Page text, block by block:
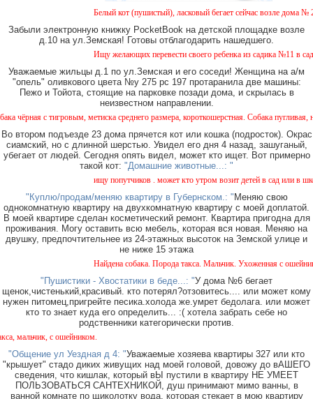
Белый кот (пушистый), ласковый бегает сейчас возле дома №
Забыли электронную книжку PocketBook на детской площадке возле
д.10 на ул.Земская! Готовы отблагодарить нашедшего.
Ищу желающих перевести своего ребенка из садика №11 в
Уважаемые жильцы д.1 по ул.Земская и его соседи! Женщина на а/м
"опель" оливкового цвета №у 275 рс 197 протаранила две машины:
Пежо и Тойота, стоящие на парковке позади дома, и скрылась в
неизвестном направлении.
с тигровым, метиска среднего размера, короткошерстная. Собака пугливая, не
Во втором подъезде 23 дома прячется кот или кошка (подросток). Окрас
сиамский, но с длинной шерстью. Увидел его дня 4 назад, зашуганый,
убегает от людей. Сегодня опять видел, может кто ищет. Вот примерно
такой кот: "Домашние животные...: "
ищу попутчиков . может кто утром возит детей в сад или в
"Куплю/продам/меняю квартиру в Губернском.: "Меняю свою
однокомнатную квартиру на двухкомнатную квартиру с моей доплатой.
В моей квартире сделан косметический ремонт. Квартира пригодна для
проживания. Могу оставить всю мебель, которая вся новая. Меняю на
двушку, предпочтительнее из 24-этажных высоток на Земской улице и
не ниже 15 этажа
Найдена собака. Порода такса. Мальчик. Ухоженная с
"Пушистики - Хвостатики в беде...: "У дома №6 бегает
щенок,чистенький,красивый. кто потерял?отзовитесь.... или может кому
нужен питомец,пригрейте песика.холода же.умрет бедолага. или может
кто то знает куда его определить... :( хотела забрать себе но
родственники категорически против.
с ошейником.
"Общение ул Уездная д 4: "Уважаемые хозяева квартиры 327 или кто
"крышует" стадо диких живущих над моей головой, довожу до вАШЕГО
сведения, что кишлак, который вЫ пустили в квартиру НЕ УМЕЕТ
ПОЛЬЗОВАТЬСЯ САНТЕХНИКОЙ, душ принимают мимо ванны, в
ванной комнате по щиколотку вода, которая стекает в мою квартиру